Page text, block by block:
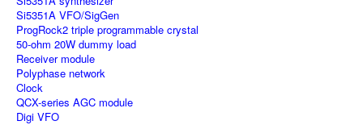
Si5351A VFO/SigGen
ProgRock2 triple programmable crystal
50-ohm 20W dummy load
Receiver module
Polyphase network
Clock
QCX-series AGC module
Digi VFO